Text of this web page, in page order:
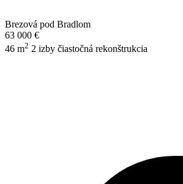
Brezová pod Bradlom
63 000 €
46 m2 2 izby čiastočná rekonštrukcia